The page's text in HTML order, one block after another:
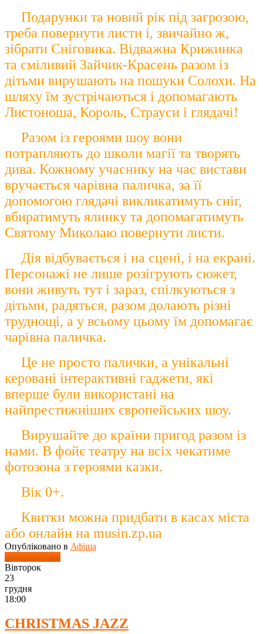
Подарунки та новий рік під загрозою,
треба повернути листи і, звичайно ж,
зібрати Сніговика. Відважна Крижинка
та сміливий Зайчик-Красень разом із
дітьми вирушають на пошуки Солохи. На
шляху їм зустрічаються і допомагають
Листоноша, Король, Страуси і глядачі!
Разом із героями шоу вони
потрапляють до школи магії та творять
дива. Кожному учаснику на час вистави
вручається чарівна паличка, за її
допомогою глядачі викликатимуть сніг,
вбиратимуть ялинку та допомагатимуть
Святому Миколаю повернути листи.
Дія відбувається і на сцені, і на екрані.
Персонажі не лише розігрують сюжет,
вони живуть тут і зараз, спілкуються з
дітьми, радяться, разом долають різні
труднощі, а у всьому цьому їм допомагає
чарівна паличка.
Це не просто палички, а унікальні
керовані інтерактивні гаджети, які
вперше були використані на
найпрестижніших європейських шоу.
Вирушайте до країни пригод разом із
нами. В фойє театру на всіх чекатиме
фотозона з героями казки.
Вік 0+.
Квитки можна придбати в касах міста
або онлайн на musin.zp.ua
Опубліковано в Афіша
Детальніше ...
Вівторок
23
грудня
18:00
CHRISTMAS JAZZ